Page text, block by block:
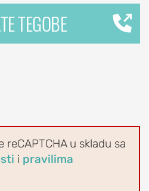
TEGOBE
reCAPTCHA u skladu sa
i pravilima